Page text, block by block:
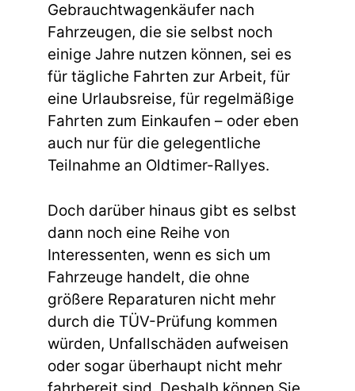
Gebrauchtwagenkäufer nach
Fahrzeugen, die sie selbst noch
einige Jahre nutzen können, sei es
für tägliche Fahrten zur Arbeit, für
eine Urlaubsreise, für regelmäßige
Fahrten zum Einkaufen – oder eben
auch nur für die gelegentliche
Teilnahme an Oldtimer-Rallyes.
Doch darüber hinaus gibt es selbst
dann noch eine Reihe von
Interessenten, wenn es sich um
Fahrzeuge handelt, die ohne
größere Reparaturen nicht mehr
durch die TÜV-Prüfung kommen
würden, Unfallschäden aufweisen
oder sogar überhaupt nicht mehr